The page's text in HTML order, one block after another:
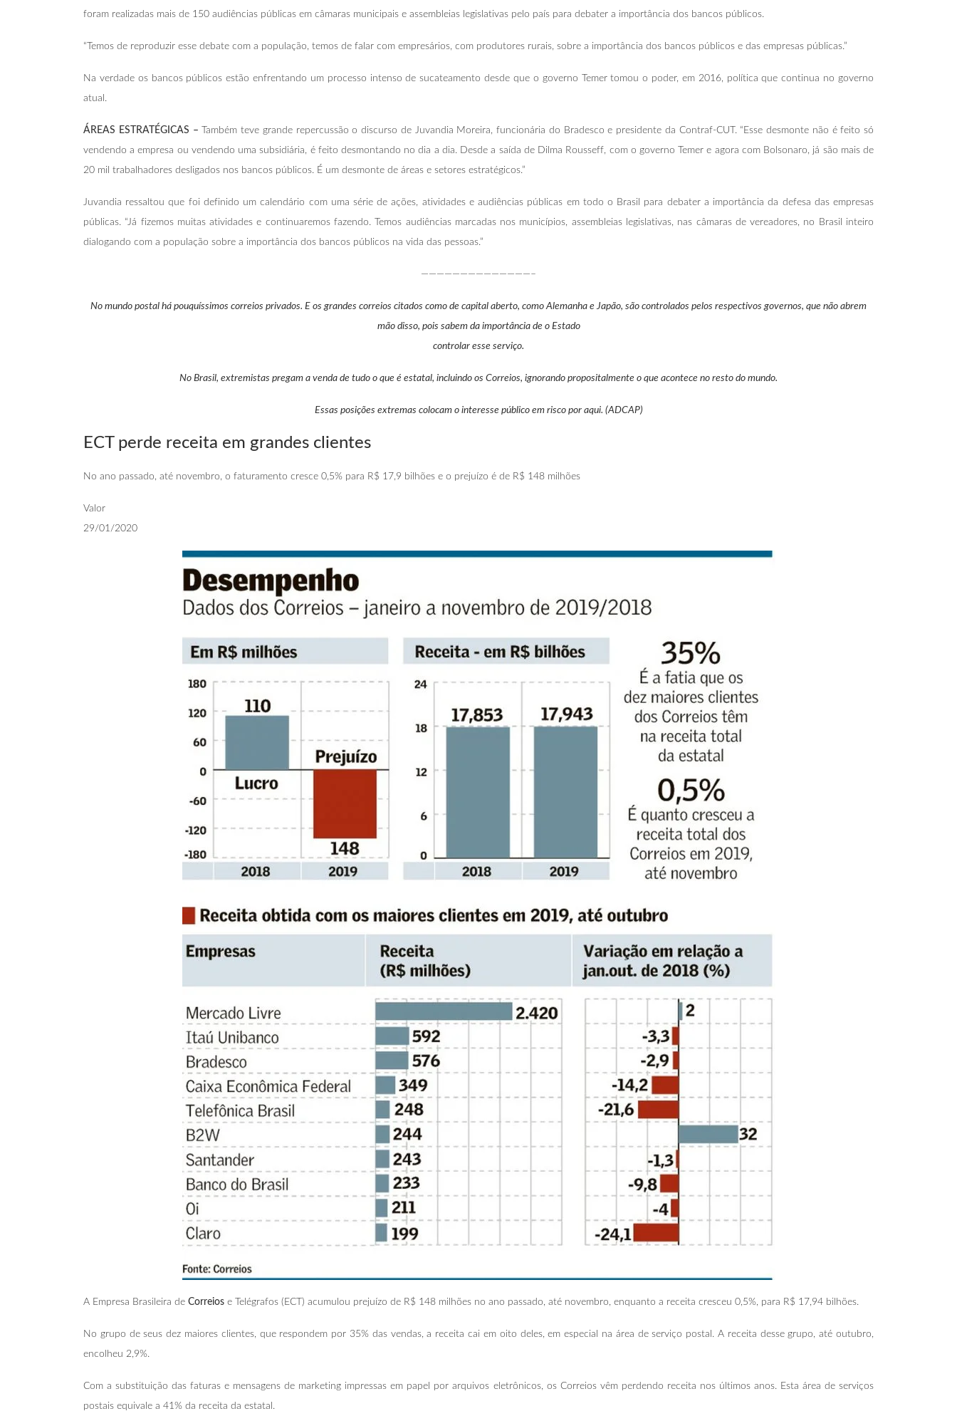
foram realizadas mais de 150 audiências públicas em câmaras municipais e assembleias legislativas pelo país para debater a importância dos bancos públicos.
“Temos de reproduzir esse debate com a população, temos de falar com empresários, com produtores rurais, sobre a importância dos bancos públicos e das empresas públicas.”
Na verdade os bancos públicos estão enfrentando um processo intenso de sucateamento desde que o governo Temer tomou o poder, em 2016, política que continua no governo
atual.
ÁREAS ESTRATÉGICAS – Também teve grande repercussão o discurso de Juvandia Moreira, funcionária do Bradesco e presidente da Contraf-CUT. “Esse desmonte não é feito só
vendendo a empresa ou vendendo uma subsidiária, é feito desmontando no dia a dia. Desde a saída de Dilma Rousseff, com o governo Temer e agora com Bolsonaro, já são mais de
20 mil trabalhadores desligados nos bancos públicos. É um desmonte de áreas e setores estratégicos.”
Juvandia ressaltou que foi definido um calendário com uma série de ações, atividades e audiências públicas em todo o Brasil para debater a importância da defesa das empresas
públicas. “Já fizemos muitas atividades e continuaremos fazendo. Temos audiências marcadas nos municípios, assembleias legislativas, nas câmaras de vereadores, no Brasil inteiro
dialogando com a população sobre a importância dos bancos públicos na vida das pessoas.”
——————————————–
No mundo postal há pouquíssimos correios privados. E os grandes correios citados como de capital aberto, como Alemanha e Japão, são controlados pelos respectivos governos, que não abrem
mão disso, pois sabem da importância de o Estado
controlar esse serviço.
No Brasil, extremistas pregam a venda de tudo o que é estatal, incluindo os Correios, ignorando propositalmente o que acontece no resto do mundo.
Essas posições extremas colocam o interesse público em risco por aqui. (ADCAP)
ECT perde receita em grandes clientes
No ano passado, até novembro, o faturamento cresce 0,5% para R$ 17,9 bilhões e o prejuízo é de R$ 148 milhões
Valor
29/01/2020
A Empresa Brasileira de Correios e Telégrafos (ECT) acumulou prejuízo de R$ 148 milhões no ano passado, até novembro, enquanto a receita cresceu 0,5%, para R$ 17,94 bilhões.
No grupo de seus dez maiores clientes, que respondem por 35% das vendas, a receita cai em oito deles, em especial na área de serviço postal. A receita desse grupo, até outubro,
encolheu 2,9%.
Com a substituição das faturas e mensagens de marketing impressas em papel por arquivos eletrônicos, os Correios vêm perdendo receita nos últimos anos. Esta área de serviços
postais equivale a 41% da receita da estatal.